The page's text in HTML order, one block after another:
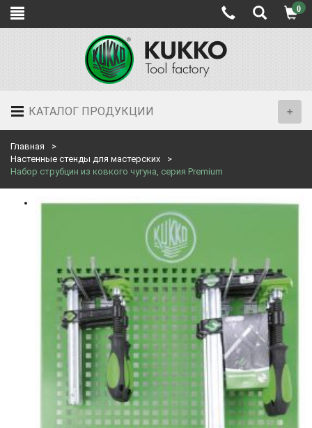
0
КАТАЛОГ ПРОДУКЦИИ
Главная
Настенные стенды для мастерских
Набор струбцин из ковкого чугуна, серия Premium